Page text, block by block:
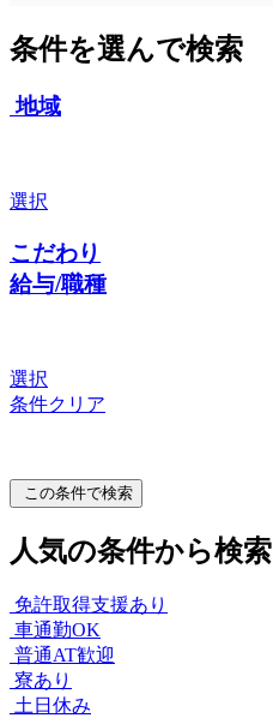
条件を選んで検索
地域
選択
こだわり
給与/職種
選択
条件クリア
この条件で検索
人気の条件から検索
免許取得支援あり
車通勤OK
普通AT歓迎
寮あり
土日休み